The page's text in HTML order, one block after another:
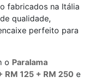
fabricados na Itália
qualidade,
perfeito para
o Paralama
RM 125 + RM 250 e